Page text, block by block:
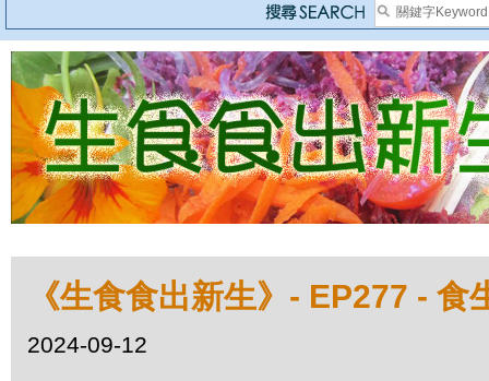
《生食食出新生》- EP277 - 食
2024-09-12